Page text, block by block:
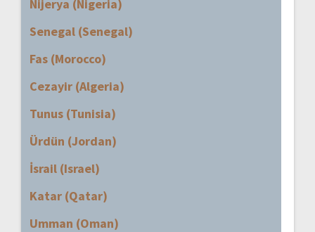
Nijerya (Nigeria)
Senegal (Senegal)
Fas (Morocco)
Cezayir (Algeria)
Tunus (Tunisia)
Ürdün (Jordan)
İsrail (Israel)
Katar (Qatar)
Umman (Oman)